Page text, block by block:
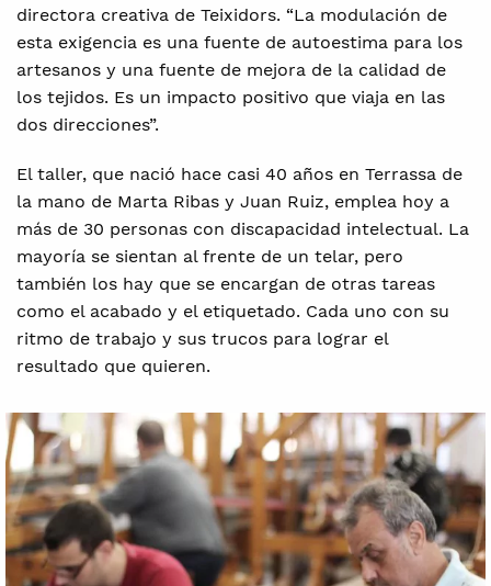
directora creativa de Teixidors. “La modulación de
esta exigencia es una fuente de autoestima para los
artesanos y una fuente de mejora de la calidad de
los tejidos. Es un impacto positivo que viaja en las
dos direcciones”.
El taller, que nació hace casi 40 años en Terrassa de
la mano de Marta Ribas y Juan Ruiz, emplea hoy a
más de 30 personas con discapacidad intelectual. La
mayoría se sientan al frente de un telar, pero
también los hay que se encargan de otras tareas
como el acabado y el etiquetado. Cada uno con su
ritmo de trabajo y sus trucos para lograr el
resultado que quieren.